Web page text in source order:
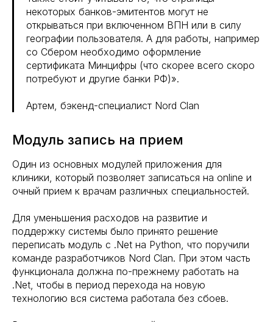
некоторых банков-эмитентов могут не
открываться при включенном ВПН или в силу
географии пользователя. А для работы, например
со Сбером необходимо оформление
сертификата Минцифры (что скорее всего скоро
потребуют и другие банки РФ)».
Артем, бэкенд-специалист Nord Clan
Модуль запись на прием
Один из основных модулей приложения для
клиники, который позволяет записаться на online и
очный прием к врачам различных специальностей.
Для уменьшения расходов на развитие и
поддержку системы было принято решение
переписать модуль с .Net на Python, что поручили
команде разработчиков Nord Clan. При этом часть
функционала должна по-прежнему работать на
.Net, чтобы в период перехода на новую
технологию вся система работала без сбоев.